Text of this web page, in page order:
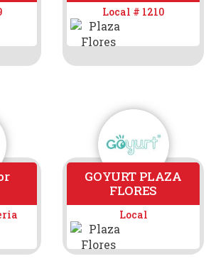
Local # 1210
GOYURT PLAZA
FLORES
Local